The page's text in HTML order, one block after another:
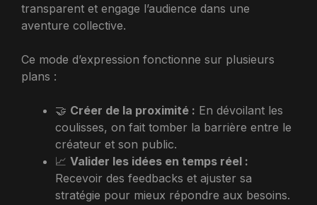
transparent et engage l’audience dans une
aventure collective.
Ce mode d’expression fonctionne sur plusieurs
plans :
🤝 Créer de la proximité : En dévoilant les
coulisses, on fait tomber la barrière entre le
créateur et son public.
📈 Valider les idées en temps réel :
Recevoir des feedbacks et ajuster sa
stratégie pour mieux répondre aux besoins.